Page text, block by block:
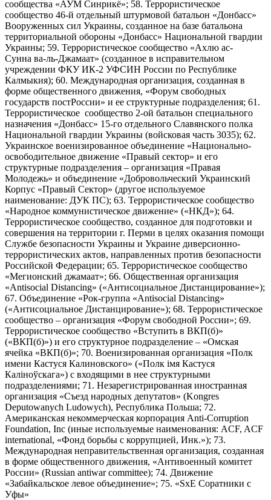
сообщества «АУМ Синрикё»; 58. Террористическое
сообщество 46-й отдельный штурмовой батальон «Донбасс»
Вооруженных сил Украины, созданное на базе батальона
территориальной обороны «Донбасс» Национальной гвардии
Украины; 59. Террористическое сообщество «Ахлю ас-
Сунна ва-ль-Джамаат» (созданное в исправительном
учреждении ФКУ ИК-2 УФСИН России по Республике
Калмыкия); 60. Международная организация, созданная в
форме общественного движения, «Форум свободных
государств постРоссии» и ее структурные подразделения; 61.
Террористическое сообщество 2-ой батальон специального
назначения «Донбасс» 15-го отдельного Славянского полка
Национальной гвардии Украины (войсковая часть 3035); 62.
Украинское военизированное объединение «Национально-
освободительное движение «Правый сектор» и его
структурные подразделения – организация «Правая
Молодежь» и объединение «Добровольческий Украинский
Корпус «Правый Сектор» (другое используемое
наименование: ДУК ПС); 63. Террористическое сообщество
«Народное коммунистическое движение» («НКД»); 64.
Террористическое сообщество, созданное для подготовки и
совершения на территории г. Перми в целях оказания помощи
Службе безопасности Украины и Украине диверсионно-
террористических актов, направленных против безопасности
Российской Федерации; 65. Террористическое сообщество
«Мегионский джамаат»; 66. Общественная организация
«Antisocial Distancing» («Антисоциальное Дистанцирование»);
67. Объединение «Рок-группа «Antisocial Distancing»
(«Антисоциальное Дистанцирование»); 68. Террористическое
сообщество – организация «Форум свободной России»; 69.
Террористическое сообщество «Вступить в ВКП(б)»
(«ВКП(б)») и его структурное подразделение – «Омская
ячейка «ВКП(б)»; 70. Военизированная организация «Полк
имени Кастуся Калиновского» («Полк iмя Кастуся
Калiноўскага») с входящими в нее структурными
подразделениями; 71. Незарегистрированная иностранная
организация «Съезд народных депутатов» (Kongres
Deputowanych Ludowych), Республика Польша; 72.
Американская некоммерческая корпорация Anti-Corruption
Foundation, Inc (иные используемые наименования: ACF, ACF
international, «Фонд борьбы с коррупцией, Инк.»); 73.
Международная неправительственная организация, созданная
в форме общественного движения, «Антивоенный комитет
России» (Russian antiwar committee); 74. Движение
«Забайкальское левое объединение»; 75. «SxE Соратники с
Уфы»